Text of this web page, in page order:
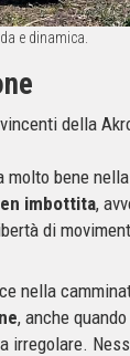
e dinamica.
della
molto bene
imbottita,
di
nella
, anche
irregolare.